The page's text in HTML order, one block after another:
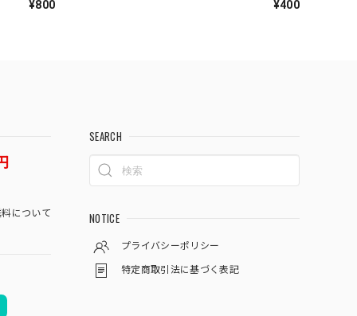
¥800
¥400
について
SEARCH
NOTICE
プライバシーポリシー
特定商取引法に基づく表記